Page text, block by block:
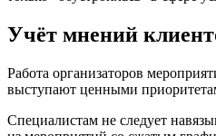
Учёт мнений
Работа организаторов
выступают ценными
Специалистам не следует